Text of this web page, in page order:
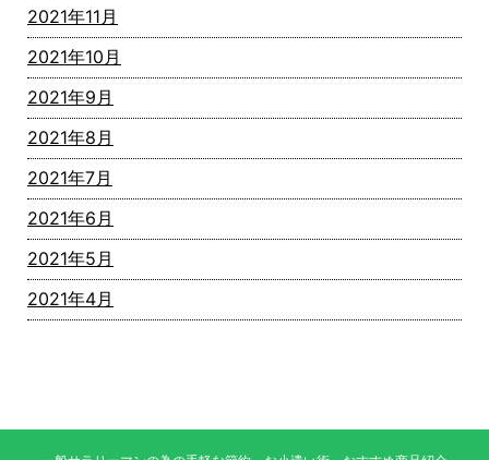
2021年11月
2021年10月
2021年9月
2021年8月
2021年7月
2021年6月
2021年5月
2021年4月